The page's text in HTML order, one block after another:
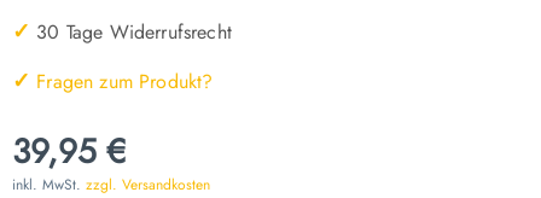
✓ 30 Tage Widerrufsrecht
✓ Fragen zum Produkt?
39,95 €
inkl. MwSt. zzgl. Versandkosten